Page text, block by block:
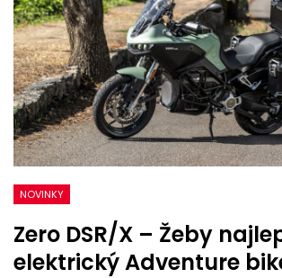
NOVINKY
Zero DSR/X – Žeby
elektrický Adventure